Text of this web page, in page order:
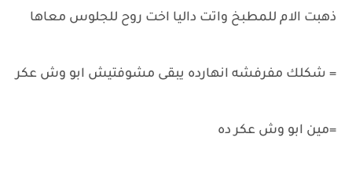
ذهبت الام للمطبخ واتت داليا اخت روح للجلوس معاها
= شكلك مفرفشه انهارده يبقى مشوفتيش ابو وش عكر
=مين ابو وش عكر ده